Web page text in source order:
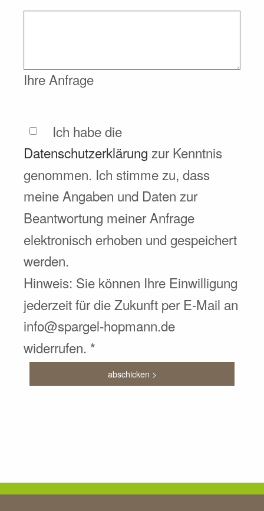
Ihre Anfrage
Ich habe die
Datenschutzerklärung zur Kenntnis
genommen. Ich stimme zu, dass
meine Angaben und Daten zur
Beantwortung meiner Anfrage
elektronisch erhoben und gespeichert
werden.
Hinweis: Sie können Ihre Einwilligung
jederzeit für die Zukunft per E-Mail an
info@spargel-hopmann.de
widerrufen. *